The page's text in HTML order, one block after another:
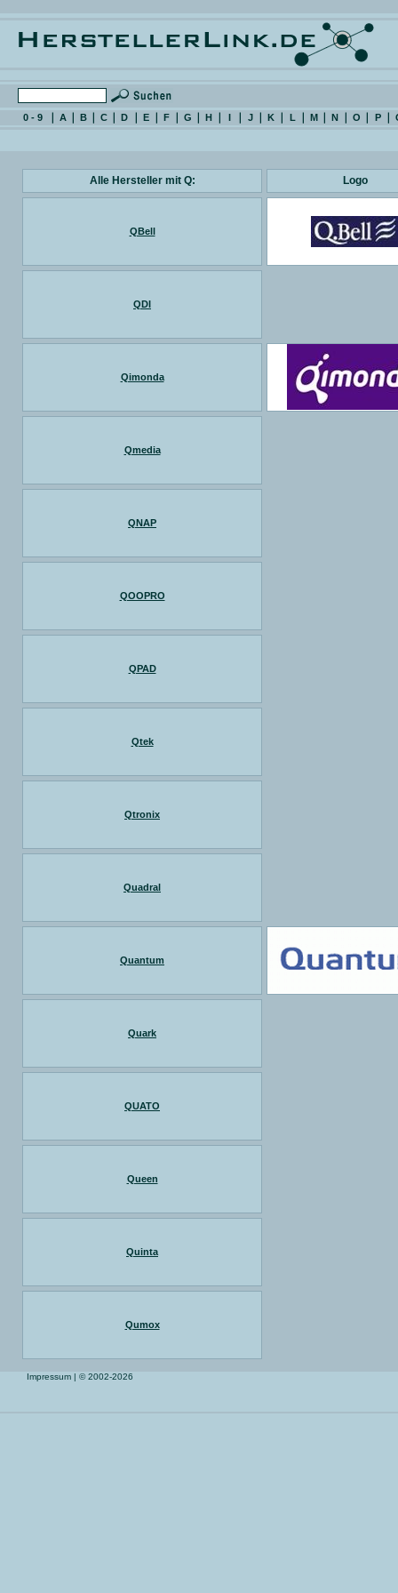
0 - 9 A B C D E F G H I J K L M N O P
Alle Hersteller mit Q: Logo
QBell
QDI
Qimonda
Qmedia
QNAP
QOOPRO
QPAD
Qtek
Qtronix
Quadral
Quantum
Quark
QUATO
Queen
Quinta
Qumox
Impressum | © 2002-2026